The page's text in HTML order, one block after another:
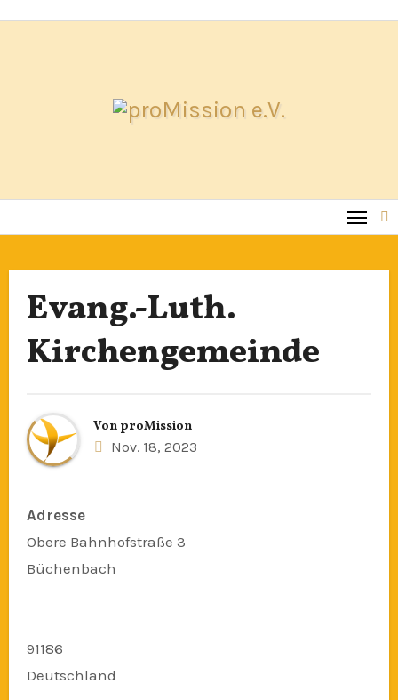
Evang.-Luth.
Kirchengemeinde
Von proMission
Nov. 18, 2023
Adresse
Obere Bahnhofstraße 3
Büchenbach
91186
Deutschland